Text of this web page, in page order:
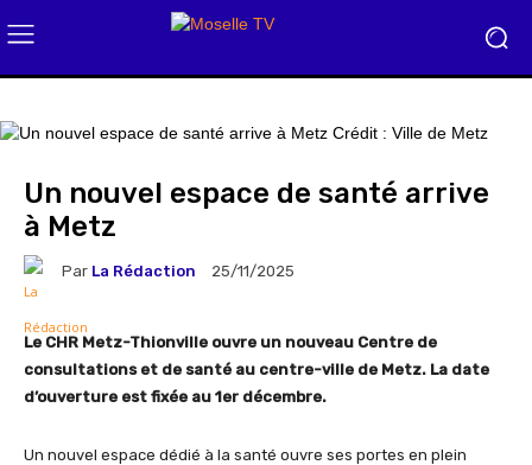
Un nouvel espace de santé arrive
à Metz
Par La Rédaction 25/11/2025
Le CHR Metz-Thionville ouvre un nouveau Centre de
consultations et de santé au centre-ville de Metz. La date
d’ouverture est fixée au 1er décembre.
Un nouvel espace dédié à la santé ouvre ses portes en plein